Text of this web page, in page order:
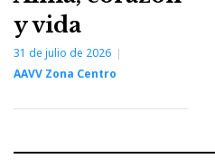
y vida
31 de julio de 2026
AAVV Zona Centro